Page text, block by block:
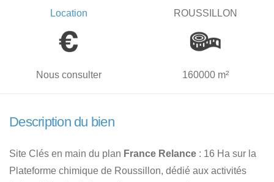
Location ROUSSILLON
Nous consulter 160000 m²
Description du bien
Site Clés en main du plan France Relance : 16 Ha sur la
Plateforme chimique de Roussillon, dédié aux activités